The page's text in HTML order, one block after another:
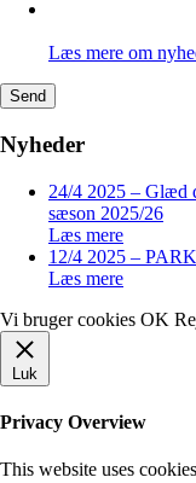
Læs mere om
Nyheder
24/4 2025 – Glæd
sæson 2025/26
Læs mere
12/4 2025 –
Læs mere
Vi bruger cookies OK
Luk
Privacy Overview
This website uses